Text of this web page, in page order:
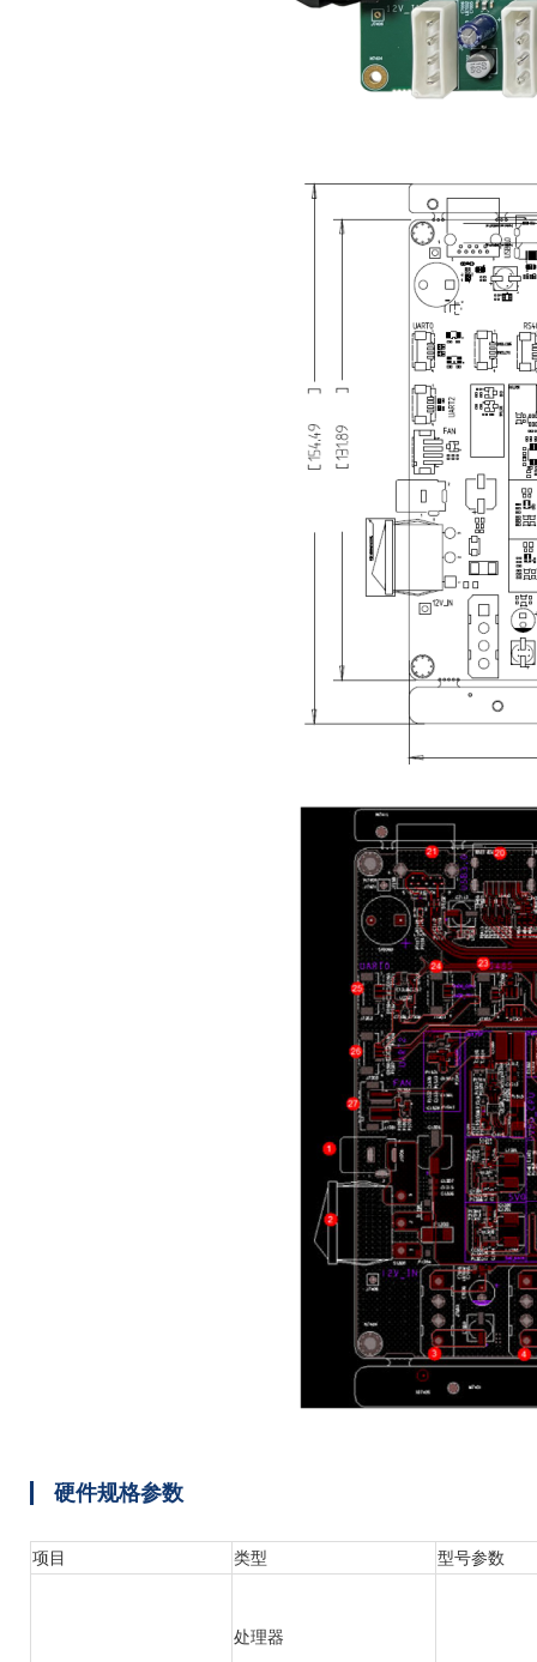
硬件规格参数
项目 类型 型号参数
处理器